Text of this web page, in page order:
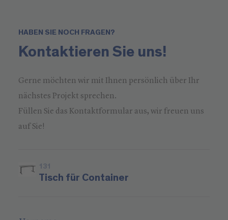
HABEN SIE NOCH FRAGEN?
Kontaktieren Sie uns!
Gerne möchten wir mit Ihnen persönlich über Ihr
nächstes Projekt sprechen.
Füllen Sie das Kontaktformular aus, wir freuen uns
auf Sie!
131
Tisch für Container